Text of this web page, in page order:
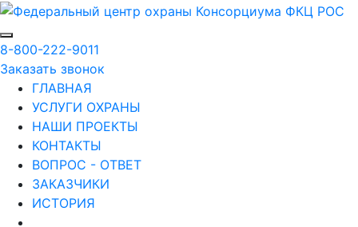
8-800-222-9011
Заказать звонок
ГЛАВНАЯ
УСЛУГИ ОХРАНЫ
НАШИ ПРОЕКТЫ
КОНТАКТЫ
ВОПРОС - ОТВЕТ
ЗАКАЗЧИКИ
ИСТОРИЯ